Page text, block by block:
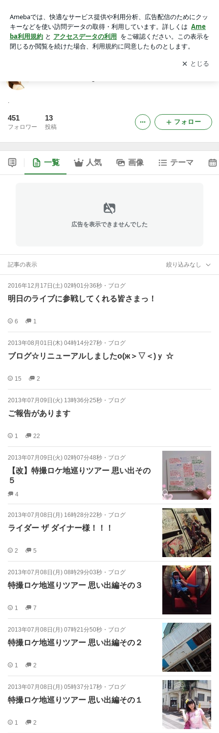
アプリをダウンロードして ブログの更新通知
を受け取りまし
ょう。
開く
.
451
フォロワー
13
投稿
フォロー
一覧 人気 画像 テーマ
広告を表示できませんでした
記事の表示 絞り込みなし
2016年12月17日(土) 02時01分36秒 ・ ブログ
明日のライブに参戦してくれる皆さまっ！
6 1
2013年08月01日(木) 04時14分27秒 ・ ブログ
ブログ☆リニューアルしましたо(ж＞▽＜)ｙ ☆
15 2
2013年07月09日(火) 13時36分25秒 ・ ブログ
ご報告があります
1 22
2013年07月09日(火) 02時07分48秒 ・ ブログ
【改】特撮ロケ地巡りツアー 思い出その
５
4
2013年07月08日(月) 16時28分22秒 ・ ブログ
ライダー ザ ダイナー様！！！
2 5
2013年07月08日(月) 08時29分03秒 ・ ブログ
特撮ロケ地巡りツアー 思い出編その３
1 7
2013年07月08日(月) 07時21分50秒 ・ ブログ
特撮ロケ地巡りツアー 思い出編その２
1 2
2013年07月08日(月) 05時37分17秒 ・ ブログ
特撮ロケ地巡りツアー 思い出編その１
1 2